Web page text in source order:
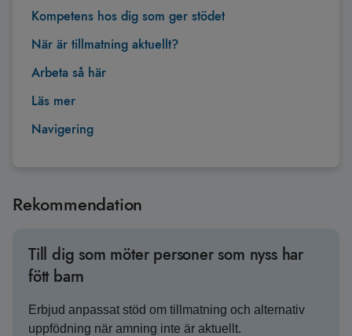
Kompetens hos dig som ger stödet
När är tillmatning aktuellt?
Arbeta så här
Läs mer
Navigering
Rekommendation
Till dig som möter personer som nyss har
fött barn
Erbjud anpassat stöd om tillmatning och alternativ
uppfödning när amning inte är aktuellt.